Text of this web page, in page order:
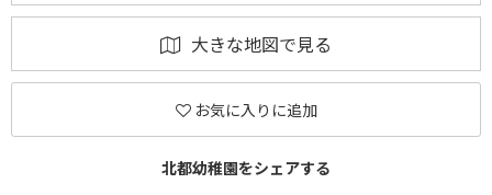
大きな地図で見る
お気に入りに追加
北都幼稚園をシェアする